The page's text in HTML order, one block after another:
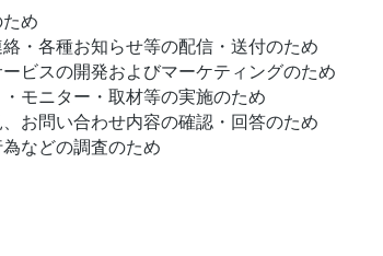
め
・各種お知らせ等の配信・送付のため
ビスの開発およびマーケティングのため
モニター・取材等の実施のため
お問い合わせ内容の確認・回答のため
などの調査のため